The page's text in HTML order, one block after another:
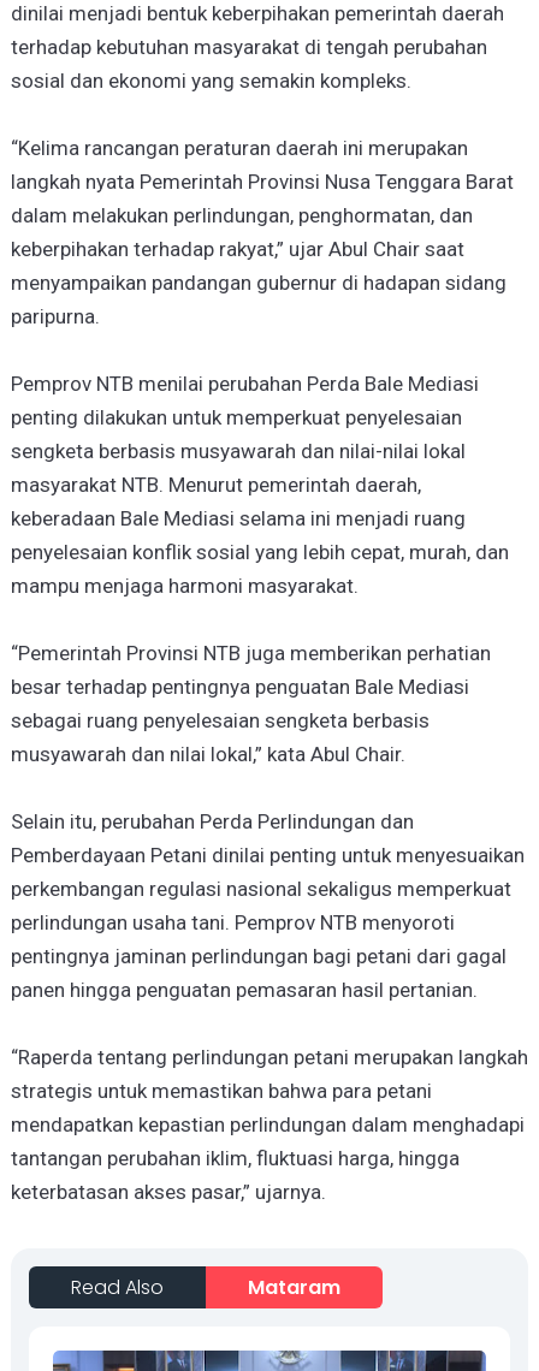
dinilai menjadi bentuk keberpihakan pemerintah daerah
terhadap kebutuhan masyarakat di tengah perubahan
sosial dan ekonomi yang semakin kompleks.
“Kelima rancangan peraturan daerah ini merupakan
langkah nyata Pemerintah Provinsi Nusa Tenggara Barat
dalam melakukan perlindungan, penghormatan, dan
keberpihakan terhadap rakyat,” ujar Abul Chair saat
menyampaikan pandangan gubernur di hadapan sidang
paripurna.
Pemprov NTB menilai perubahan Perda Bale Mediasi
penting dilakukan untuk memperkuat penyelesaian
sengketa berbasis musyawarah dan nilai-nilai lokal
masyarakat NTB. Menurut pemerintah daerah,
keberadaan Bale Mediasi selama ini menjadi ruang
penyelesaian konflik sosial yang lebih cepat, murah, dan
mampu menjaga harmoni masyarakat.
“Pemerintah Provinsi NTB juga memberikan perhatian
besar terhadap pentingnya penguatan Bale Mediasi
sebagai ruang penyelesaian sengketa berbasis
musyawarah dan nilai lokal,” kata Abul Chair.
Selain itu, perubahan Perda Perlindungan dan
Pemberdayaan Petani dinilai penting untuk menyesuaikan
perkembangan regulasi nasional sekaligus memperkuat
perlindungan usaha tani. Pemprov NTB menyoroti
pentingnya jaminan perlindungan bagi petani dari gagal
panen hingga penguatan pemasaran hasil pertanian.
“Raperda tentang perlindungan petani merupakan langkah
strategis untuk memastikan bahwa para petani
mendapatkan kepastian perlindungan dalam menghadapi
tantangan perubahan iklim, fluktuasi harga, hingga
keterbatasan akses pasar,” ujarnya.
Read Also Mataram